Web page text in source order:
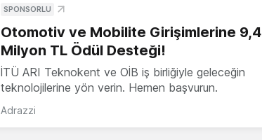
SPONSORLU
Otomotiv ve Mobilite Girişimlerine 9,4
Milyon TL Ödül Desteği!
İTÜ ARI Teknokent ve OİB iş birliğiyle geleceğin
teknolojilerine yön verin. Hemen başvurun.
Adrazzi